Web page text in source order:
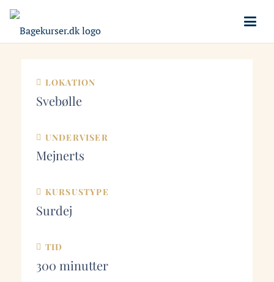
LOKATION
Svebølle
UNDERVISER
Mejnerts
KURSUSTYPE
Surdej
TID
300 minutter